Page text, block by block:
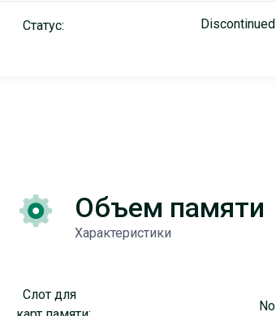
Статус: Discontinued
Объем памяти
Характеристики
Слот для
No